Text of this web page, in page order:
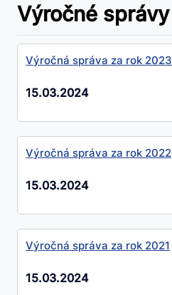
Výročné správy
Výročná správa za rok 2023
15.03.2024
Výročná správa za rok 2022
15.03.2024
Výročná správa za rok 2021
15.03.2024